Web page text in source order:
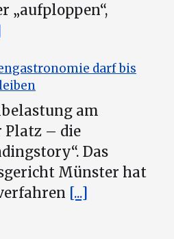
„aufploppen“,
darf bis
am
Platz – die
Das
Münster hat
[...]